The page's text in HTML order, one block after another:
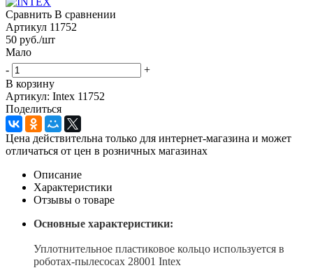
Сравнить В сравнении
Артикул 11752
50 руб./шт
Мало
-
+
В корзину
Артикул: Intex 11752
Поделиться
Цена действительна только для интернет-магазина и может
отличаться от цен в розничных магазинах
Описание
Характеристики
Отзывы о товаре
Основные характеристики:
Уплотнительное пластиковое кольцо используется в
роботах-пылесосах 28001 Intex